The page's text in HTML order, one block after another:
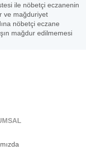
ile nöbetçi eczanenin
ve mağduriyet
nöbetçi eczane
mağdur edilmemesi